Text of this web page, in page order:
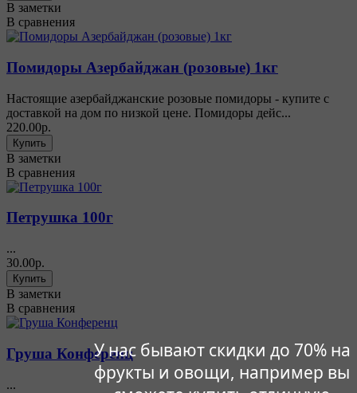
У нас бывают скидки до 70% на
фрукты и овощи, например вы
В заметки
В сравнения
Помидоры Азербайджан (розовые) 1кг
Настоящие азербайджанские розовые помидоры - купите с
доставкой на дом по низкой цене. Помидоры дейс...
220.00р.
В заметки
В сравнения
Петрушка 100г
...
30.00р.
В заметки
В сравнения
Груша Конференц
...